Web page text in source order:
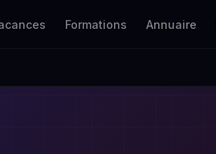
Formations Annuaire